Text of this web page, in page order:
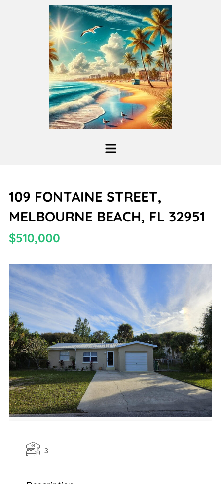
109 FONTAINE STREET,
MELBOURNE BEACH, FL 32951
$510,000
3